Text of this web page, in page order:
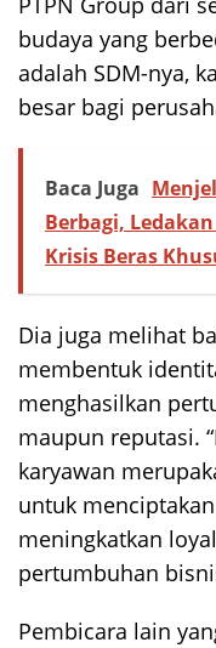
budaya yang
adalah SDM-nya,
besar bagi
Baca Juga
Berbagi,
Krisis Beras
Dia juga melihat
membentuk
menghasilkan
maupun reputasi.
karyawan
untuk
meningkatkan
pertumbuhan
Pembicara lain